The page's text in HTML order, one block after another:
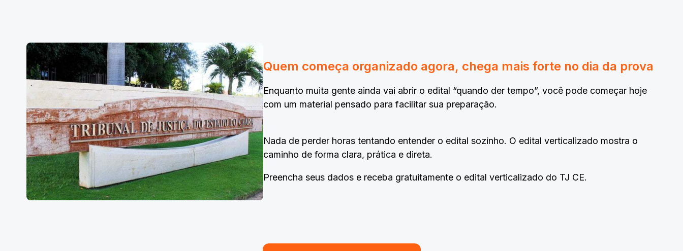
Quem começa organizado agora, chega mais forte no dia da prova
Enquanto muita gente ainda vai abrir o edital “quando der tempo”, você pode começar hoje
com um material pensado para facilitar sua preparação.
Nada de perder horas tentando entender o edital sozinho. O edital verticalizado mostra o
caminho de forma clara, prática e direta.
Preencha seus dados e receba gratuitamente o edital verticalizado do TJ CE.